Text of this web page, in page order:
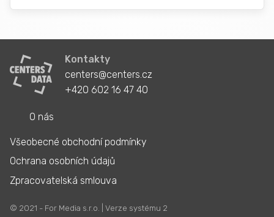
Kontakty
centers@centers.cz
+420 602 16 47 40
O nás
Všeobecné obchodní podmínky
Ochrana osobních údajů
Zpracovatelská smlouva
© 2021 - For Media s.r.o. | Verze systému 2